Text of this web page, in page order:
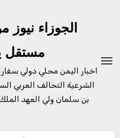
الجوزاء نيوز
مستقل
اخبار اليمن محلي دولي
الشرعية التحالف العربي
بن سلمان ولي العهد